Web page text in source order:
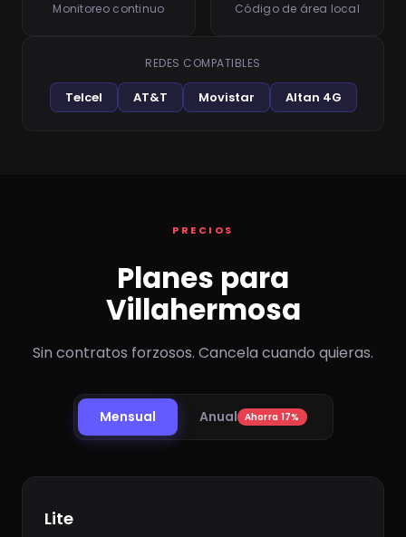
Monitoreo continuo Código de área local
REDES COMPATIBLES
Telcel AT&T Movistar Altan 4G
PRECIOS
Planes para
Villahermosa
Sin contratos forzosos. Cancela cuando quieras.
Mensual Anual Ahorra 17%
Lite